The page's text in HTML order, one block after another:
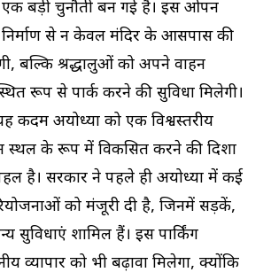
एक बड़ी चुनौती बन गई है। इस ओपन
से न केवल मंदिर के आसपास की
बल्कि श्रद्धालुओं को अपने वाहन
रूप से पार्क करने की सुविधा मिलेगी।
कदम अयोध्या को एक विश्वस्तरीय
स्थल के रूप में विकसित करने की दिशा
है। सरकार ने पहले ही अयोध्या में कई
को मंजूरी दी है, जिनमें सड़कें,
सुविधाएं शामिल हैं। इस पार्किंग
व्यापार को भी बढ़ावा मिलेगा, क्योंकि